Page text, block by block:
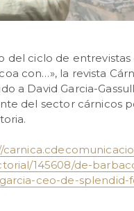
del ciclo de entrevistas
con…», la revista
a David Garcia-
del sector cárnicos
145608/de-
ceo-de-splendid-